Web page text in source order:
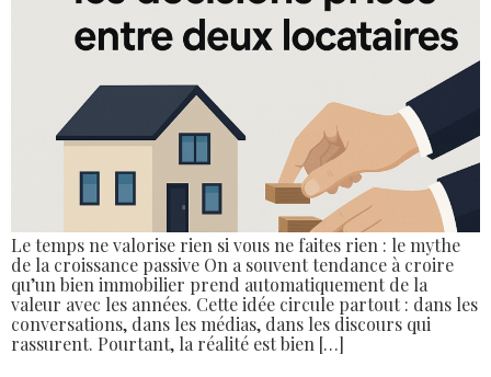
Le temps ne valorise rien si vous ne faites rien : le mythe
de la croissance passive On a souvent tendance à croire
qu’un bien immobilier prend automatiquement de la
valeur avec les années. Cette idée circule partout : dans les
conversations, dans les médias, dans les discours qui
rassurent. Pourtant, la réalité est bien […]